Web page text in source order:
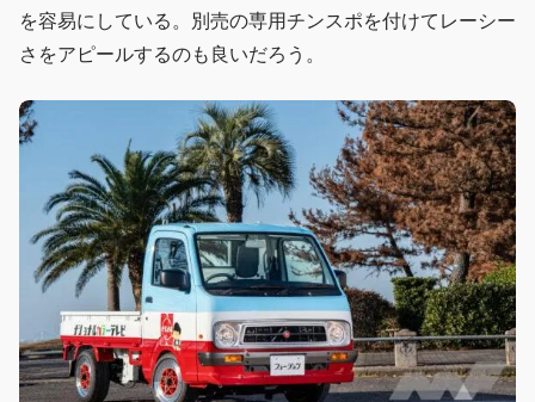
を容易にしている。別売の専用チンスポを付けてレーシー
さをアピールするのも良いだろう。